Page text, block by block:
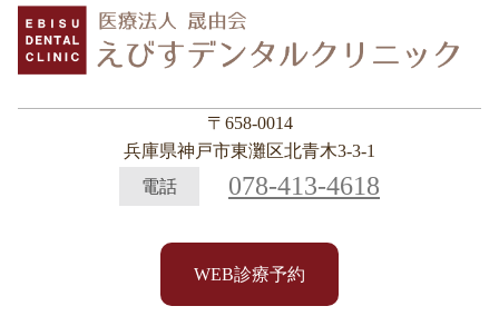
〒658-0014
兵庫県神戸市東灘区北青木3-3-1
電話
078-413-4618
WEB診療予約